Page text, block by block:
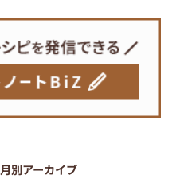
月別アーカイブ